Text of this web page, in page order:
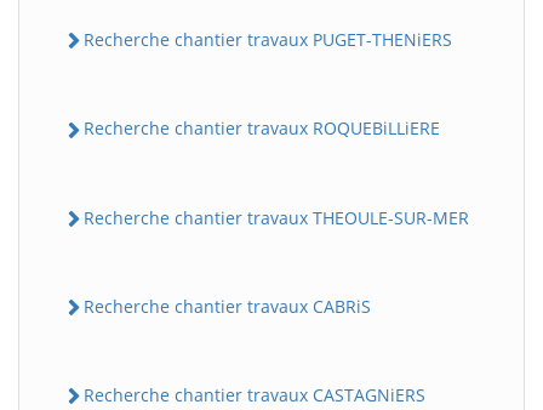
Recherche chantier travaux PUGET-THENiERS
Recherche chantier travaux ROQUEBiLLiERE
Recherche chantier travaux THEOULE-SUR-MER
Recherche chantier travaux CABRiS
Recherche chantier travaux CASTAGNiERS